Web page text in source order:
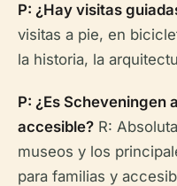
P: ¿Hay visitas
visitas a pie, en
la historia, la
P: ¿Es Scheveningen
accesible? R:
museos y los
para familias y